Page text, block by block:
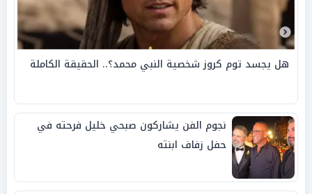
هل يجسد توم كروز شخصية النبي محمد؟.. الحقيقة الكاملة
نجوم الفن يشاركون صبحي خليل فرحته في
حفل زفاف ابنته